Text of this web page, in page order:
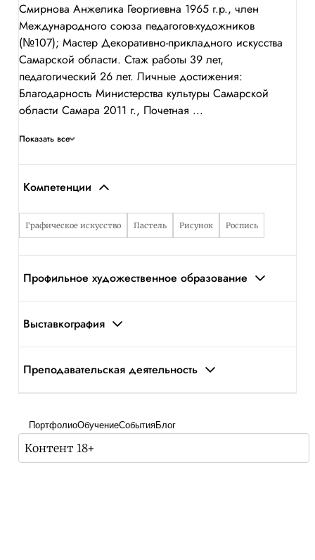
Смирнова Анжелика Георгиевна 1965 г.р., член
Международного союза педагогов-художников
(№107); Мастер Декоративно-прикладного искусства
Самарской области. Стаж работы 39 лет,
педагогический 26 лет. Личные достижения:
Благодарность Министерства культуры Самарской
области Самара 2011 г., Почетная ...
Показать все
Компетенции
Графическое искусство Пастель Рисунок Роспись
Профильное художественное образование
Выставкография
Преподавательская деятельность
ПортфолиоОбучениеСобытияБлог
Контент 18+